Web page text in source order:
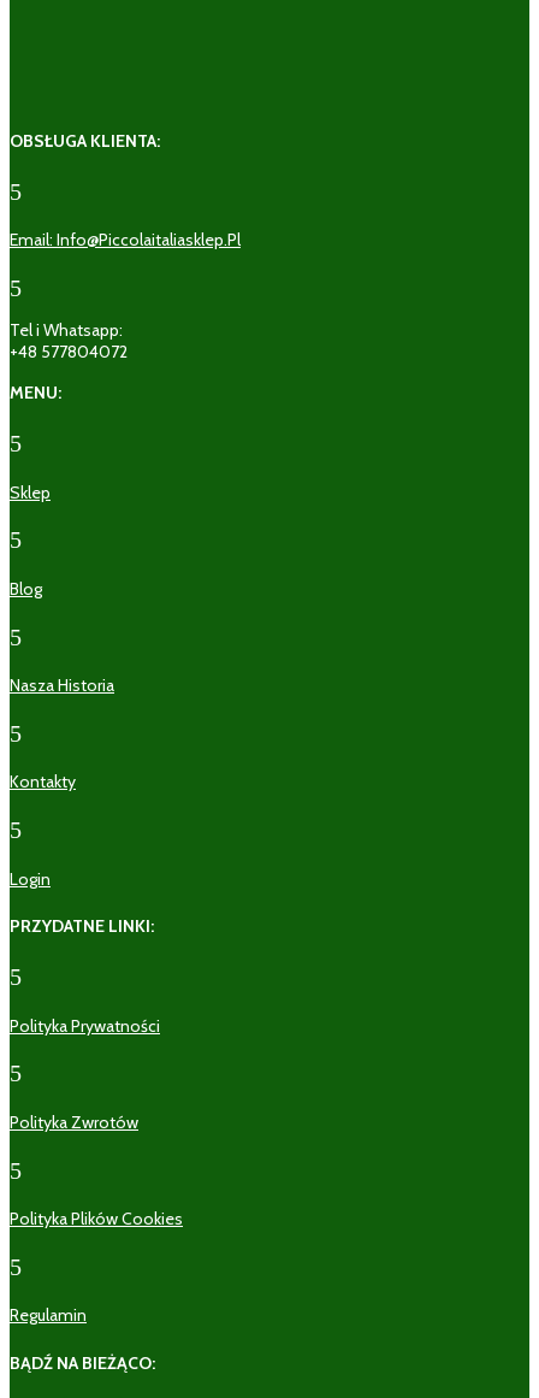
OBSŁUGA KLIENTA:
5
Email: Info@piccolaitaliasklep.pl
5
Tel i Whatsapp:
+48 577804072
MENU:
5
Sklep
5
Blog
5
Nasza Historia
5
Kontakty
5
Login
PRZYDATNE LINKI:
5
Polityka Prywatności
5
Polityka Zwrotów
5
Polityka Plików Cookies
5
Regulamin
BĄDŹ NA BIEŻĄCO: